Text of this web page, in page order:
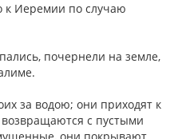
к Иеремии по случаю
почернели на земле,
за водою; они приходят к
с пустыми